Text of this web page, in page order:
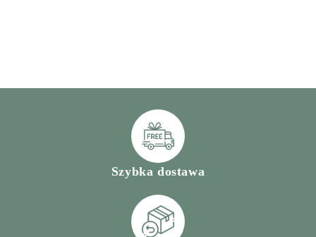
Szybka dostawa